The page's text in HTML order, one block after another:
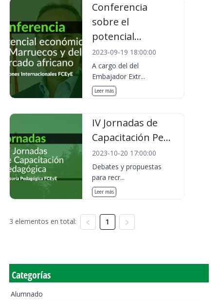
Conferencia
sobre el
potencial...
2023-09-19 18:00:00
A cargo del del
Embajador Extr...
Leer más
IV Jornadas de
Capacitación Pe...
2023-10-20 17:00:00
Debates y propuestas
para recr...
Leer más
3 elementos en total: 1
Categorías
Alumnado